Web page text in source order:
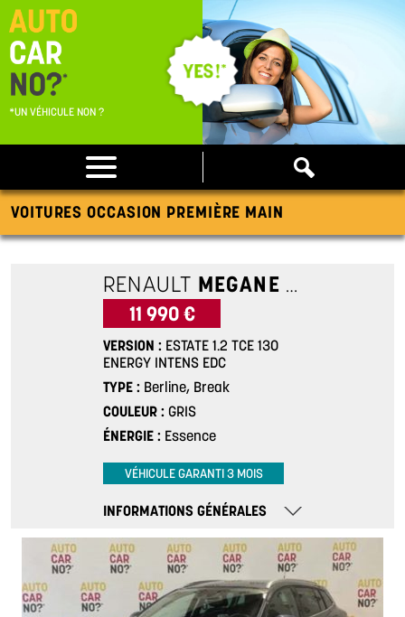
*UN VÉHICULE NON ?
VOITURES OCCASION PREMIÈRE MAIN
RENAULT MEGANE 4
11 990 €
VERSION
ESTATE 1.2 TCE 130
ENERGY INTENS EDC
TYPE
Berline, Break
COULEUR
GRIS
ÉNERGIE
Essence
VÉHICULE GARANTI 3 MOIS
INFORMATIONS GÉNÉRALES